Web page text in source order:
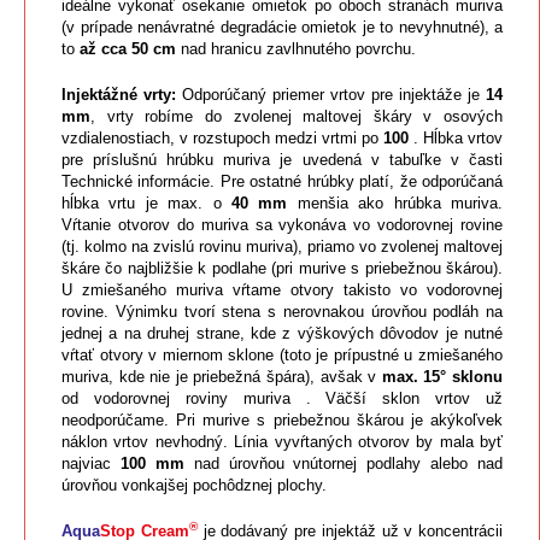
ideálne vykonať osekanie omietok po oboch stranách muriva
(v prípade nenávratné degradácie omietok je to nevyhnutné), a
to až cca 50 cm nad hranicu zavlhnutého povrchu.
Injektážné vrty: Odporúčaný priemer vrtov pre injektáže je 14
mm, vrty robíme do zvolenej maltovej škáry v osových
vzdialenostiach, v rozstupoch medzi vrtmi po 100 . Hĺbka vrtov
pre príslušnú hrúbku muriva je uvedená v tabuľke v časti
Technické informácie. Pre ostatné hrúbky platí, že odporúčaná
hĺbka vrtu je max. o 40 mm menšia ako hrúbka muriva.
Vŕtanie otvorov do muriva sa vykonáva vo vodorovnej rovine
(tj. kolmo na zvislú rovinu muriva), priamo vo zvolenej maltovej
škáre čo najbližšie k podlahe (pri murive s priebežnou škárou).
U zmiešaného muriva vŕtame otvory takisto vo vodorovnej
rovine. Výnimku tvorí stena s nerovnakou úrovňou podláh na
jednej a na druhej strane, kde z výškových dôvodov je nutné
vŕtať otvory v miernom sklone (toto je prípustné u zmiešaného
muriva, kde nie je priebežná špára), avšak v max. 15° sklonu
od vodorovnej roviny muriva . Väčší sklon vrtov už
neodporúčame. Pri murive s priebežnou škárou je akýkoľvek
náklon vrtov nevhodný. Línia vyvŕtaných otvorov by mala byť
najviac 100 mm nad úrovňou vnútornej podlahy alebo nad
úrovňou vonkajšej pochôdznej plochy.
AquaStop Cream®je dodávaný pre injektáž už v koncentrácii